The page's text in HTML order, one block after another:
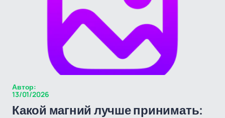
Автор:
13/01/2026
Какой магний лучше принимать: